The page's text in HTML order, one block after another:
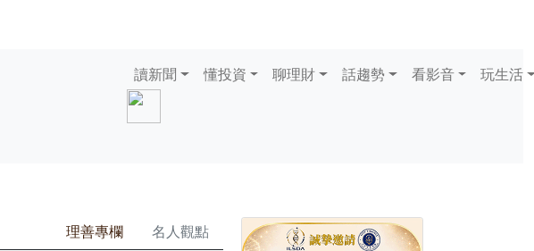
讀新聞 懂投資 聊理財 話趨勢 看影音 玩生活
理善專欄 名人觀點